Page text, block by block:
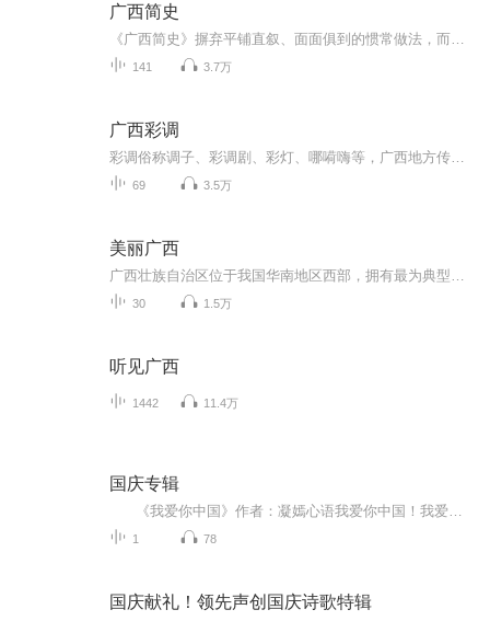
广西简史
141 3.7万
广西彩调
69 3.5万
美丽广西
30 1.5万
听见广西
1442 11.4万
国庆专辑
1 78
国庆献礼！领先声创国庆诗歌特辑